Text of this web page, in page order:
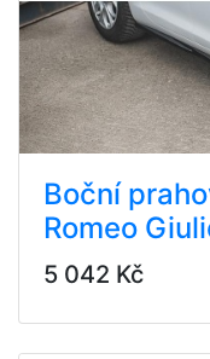
Boční
Romeo
5 042 Kč